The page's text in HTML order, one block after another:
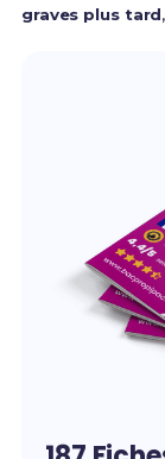
graves plus tard